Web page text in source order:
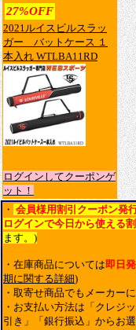
27%OFF
2021ルイスビルスラッ
ガー バットケース １
本入れ WTLBA11RD
ログインしてクーポンゲ
ット！
・ 会員様用割引クーポン発
ログインで今日から使える
ます。)
・在庫商品については即日
期に関する詳細)
・取寄せ商品でもメーカー
・お支払い方法は「クレジ
引き」「銀行振込」からお